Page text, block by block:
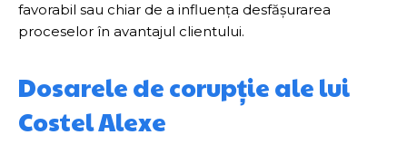
favorabil sau chiar de a influența desfășurarea
proceselor în avantajul clientului.
Dosarele de corupție ale lui
Costel Alexe